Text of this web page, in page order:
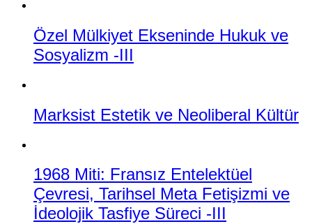
Özel Mülkiyet Ekseninde Hukuk ve
Sosyalizm -III
Marksist Estetik ve Neoliberal Kültür
1968 Miti: Fransız Entelektüel
Çevresi, Tarihsel Meta Fetişizmi ve
İdeolojik Tasfiye Süreci -III